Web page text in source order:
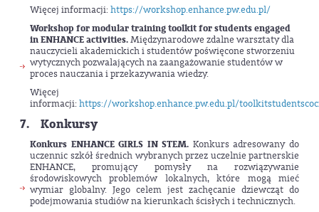
Więcej informacji:https://workshop.enhance.pw.edu.pl/
Workshop for modular training toolkit for students engaged
in ENHANCE activities.Międzynarodowe zdalne warsztaty dla
nauczycieli akademickich i studentów poświęcone stworzeniu
wytycznych pozwalających na zaangażowanie studentów w
proces nauczania i przekazywania wiedzy.
Więcej
informacji:https://workshop.enhance.pw.edu.pl/
7. Konkursy
Konkurs ENHANCE GIRLS IN STEM. Konkurs adresowany do
uczennic szkół średnich wybranych przez uczelnie partnerskie
ENHANCE, promujący pomysły na rozwiązywanie
środowiskowych problemów lokalnych, które mogą mieć
wymiar globalny. Jego celem jest zachęcanie dziewcząt do
podejmowania studiów na kierunkach ścisłych i technicznych.